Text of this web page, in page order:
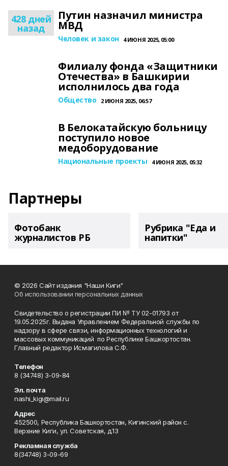
428 дней
назад
Путин назначил министра
МВД
Человек и закон 4 ИЮНЯ 2025, 05:00
Филиалу фонда «Защитники
Отечества» в Башкирии
исполнилось два года
Общество 2 ИЮНЯ 2025, 06:57
В Белокатайскую больницу
поступило новое
медоборудование
Национальные проекты 4 ИЮНЯ 2025, 05:32
Партнеры
Фотобанк
журналистов РБ
Рубрика "Еда и
напитки"
© 2026 Сайт издания "Наши Киги"
Об использовании персональных данных
Свидетельство о регистрации ПИ № ТУ 02-01793 от
19.05.2025г. Выдана Управлением Федеральной службы по
надзору в сфере связи, информационных технологий и
массовых коммуникаций по Республике Башкортостан.
Главный редактор Исмагилова С.Ф.
Телефон
8 (34748) 3-09-84
Эл. почта
nashi_kigi@mail.ru
Адрес
452500, Республика Башкортостан, Кигинский район с.
Верхние Киги, ул. Советская, д.13
Рекламная служба
8(34748) 3-09-69